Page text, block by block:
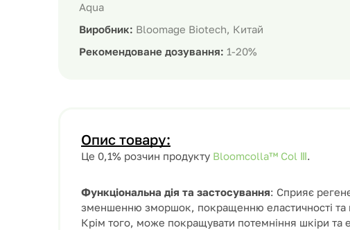
Aqua
Виробник: Bloomage Biotech, Китай
Рекомендоване дозування: 1-20%
Опис товару:
Це 0,1% розчин продукту Bloomcolla™ Col Ⅲ.
Функціональна дія та застосування: Сприяє
зменшенню зморшок, покращенню еластичності та
Крім того, може покращувати потемніння шкіри та